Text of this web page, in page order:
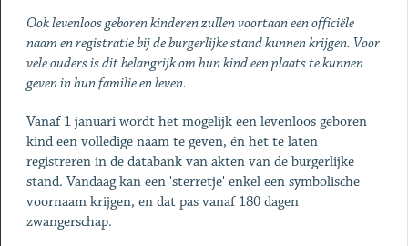
Ook levenloos geboren kinderen zullen voortaan een officiële
naam en registratie bij de burgerlijke stand kunnen krijgen. Voor
vele ouders is dit belangrijk om hun kind een plaats te kunnen
geven in hun familie en leven.
Vanaf 1 januari wordt het mogelijk een levenloos geboren
kind een volledige naam te geven, én het te laten
registreren in de databank van akten van de burgerlijke
stand. Vandaag kan een 'sterretje' enkel een symbolische
voornaam krijgen, en dat pas vanaf 180 dagen
zwangerschap.